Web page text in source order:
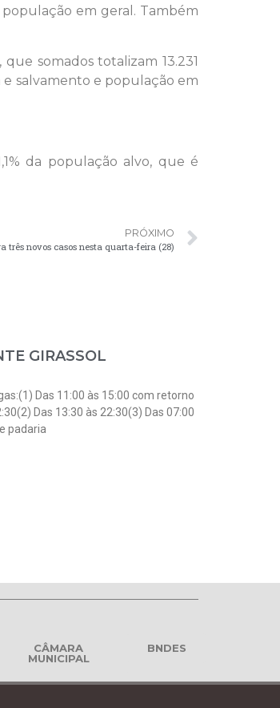
em geral. Também
somados totalizam 13.231
e salvamento e população em
da população alvo, que é
PRÓXIMO
três novos casos nesta quarta-feira (28)
GIRASSOL
Das 11:00 às 15:00 com retorno
Das 13:30 às 22:30(3) Das 07:00
padaria
CÂMARA
MUNICIPAL
BNDES